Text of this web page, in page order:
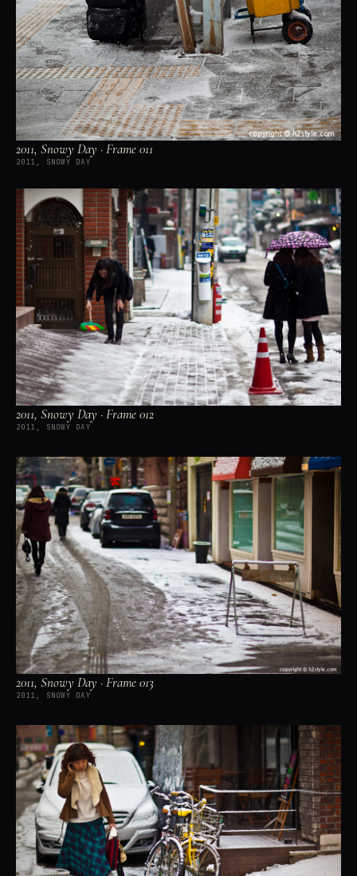
2011, Snowy Day · Frame 011
2011, SNOWY DAY
2011, Snowy Day · Frame 012
2011, SNOWY DAY
2011, Snowy Day · Frame 013
2011, SNOWY DAY